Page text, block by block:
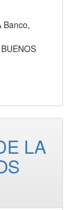
Banco,
LA